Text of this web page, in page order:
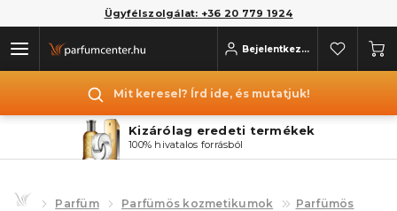
Ügyfélszolgálat: +36 20 779 1924
Bejelentkezés
Mit keresel? Írd ide, és mutatjuk!
Kizárólag eredeti termékek
100% hivatalos forrásból
Parfüm Parfümös kozmetikumok
Parfümös